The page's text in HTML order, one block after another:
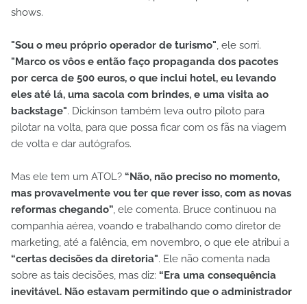
shows.
"Sou o meu próprio operador de turismo", ele sorri.
"Marco os vôos e então faço propaganda dos pacotes
por cerca de 500 euros, o que inclui hotel, eu levando
eles até lá, uma sacola com brindes, e uma visita ao
backstage". Dickinson também leva outro piloto para
pilotar na volta, para que possa ficar com os fãs na viagem
de volta e dar autógrafos.
Mas ele tem um ATOL? “Não, não preciso no momento,
mas provavelmente vou ter que rever isso, com as novas
reformas chegando”, ele comenta. Bruce continuou na
companhia aérea, voando e trabalhando como diretor de
marketing, até a falência, em novembro, o que ele atribui a
“certas decisões da diretoria". Ele não comenta nada
sobre as tais decisões, mas diz: “Era uma consequência
inevitável. Não estavam permitindo que o administrador